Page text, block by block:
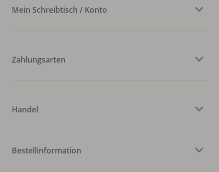
Mein Schreibtisch / Konto
Zahlungsarten
Handel
Bestellinformation